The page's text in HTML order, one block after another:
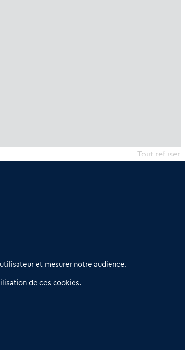
: Un partenariat au service du commerce de
et mesurer notre audience.
de ces cookies.
Tout refuser